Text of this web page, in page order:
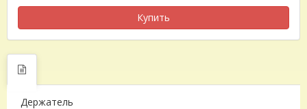
Купить
Держатель